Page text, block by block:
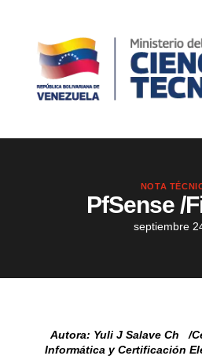
NOTA
PfSense /
septiembre
Autora: Yuli J Salave Ch /
Informática y Certificación